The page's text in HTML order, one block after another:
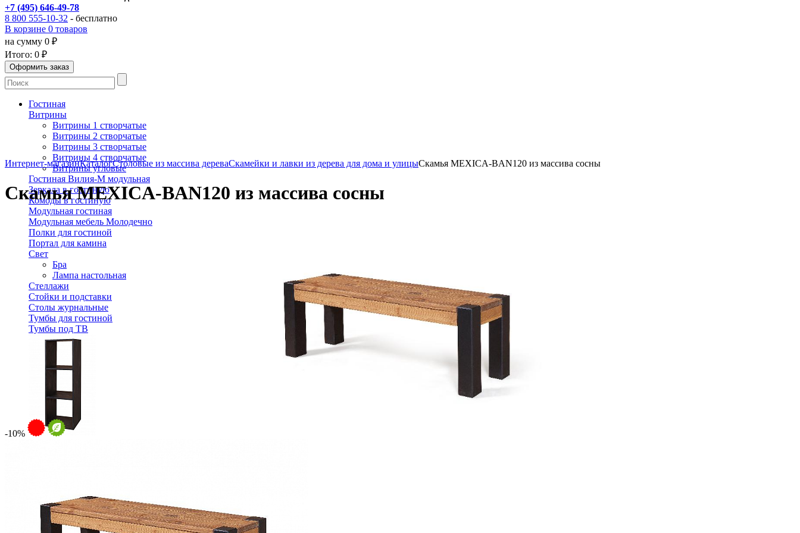
+7 (495) 646-49-78
8 800 555-10-32 - бесплатно
В корзине 0 товаров
на сумму 0 ₽
Итого: 0 ₽
Гостиная
Витрины
Витрины 1 створчатые
Витрины 2 створчатые
Витрины 3 створчатые
Витрины 4 створчатые
Витрины угловые
Гостиная Вилия-М модульная
Зеркала в гостиную
Комоды в гостиную
Модульная гостиная
Модульная мебель Молодечно
Полки для гостиной
Портал для камина
Свет
Бра
Лампа настольная
Стеллажи
Стойки и подставки
Столы журнальные
Тумбы для гостиной
Тумбы под ТВ
Спальня
Деревянные кровати с подъемным механизмом
Интернет-магазинКаталогСтоловые из массива дереваСкамейки и лавки из дерева для дома и улицыСкамья MEXICA-BAN120 из массива сосны
Скамья MEXICA-BAN120 из массива сосны
-10%